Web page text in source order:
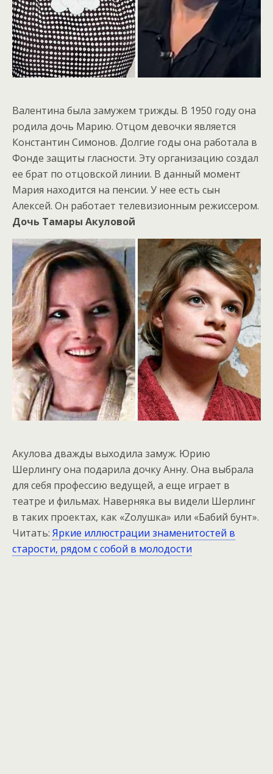
Валентина была замужем трижды. В 1950 году она
родила дочь Марию. Отцом девочки является
Константин Симонов. Долгие годы она работала в
Фонде защиты гласности. Эту организацию создал
ее брат по отцовской линии. В данный момент
Мария находится на пенсии. У нее есть сын
Алексей. Он работает телевизионным режиссером.
Дочь Тамары Акуловой
Акулова дважды выходила замуж. Юрию
Шерлингу она подарила дочку Анну. Она выбрала
для себя профессию ведущей, а еще играет в
театре и фильмах. Наверняка вы видели Шерлинг
в таких проектах, как «Zолушка» или «Бабий бунт».
Читать: Яркие иллюстрации знаменитостей в
старости, рядом с собой в молодости